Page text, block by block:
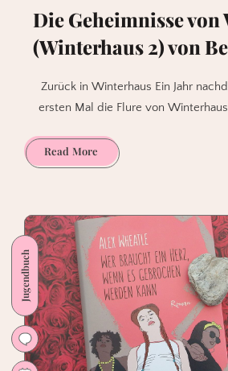
Die Geheimnisse
(Winterhaus 2) von
Zurück in Winterhaus Ein Jahr
ersten Mal die Flure von
Read MoreDie
Geheimnisse
(Winterhaus
2)
von
Ben
Guterson
Jugendbuch